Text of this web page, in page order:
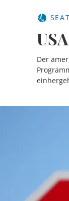
Der